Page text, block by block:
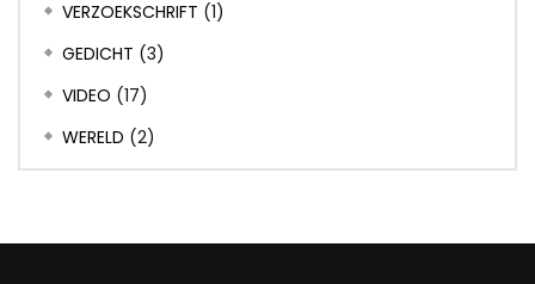
VERZOEKSCHRIFT (1)
GEDICHT (3)
VIDEO (17)
WERELD (2)